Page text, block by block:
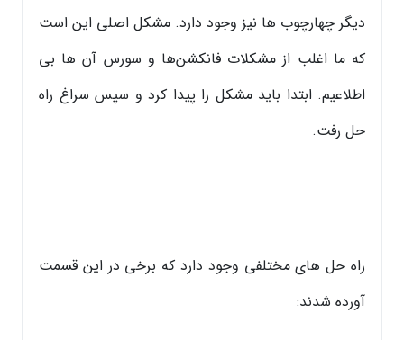
دیگر چهارچوب ها نیز وجود دارد. مشکل اصلی این است
که ما اغلب از مشکلات فانکشن‌ها و سورس آن ها بی
اطلاعیم. ابتدا باید مشکل را پیدا کرد و سپس سراغ راه
حل رفت.
راه حل های مختلفی وجود دارد که برخی در این قسمت
آورده شدند: